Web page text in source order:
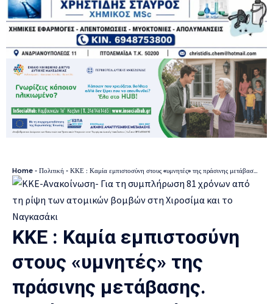
Home - Πολιτική - ΚΚΕ : Καμία εμπιστοσύνη στους «υμνητές» της πράσινης μετάβασης. Οργάνωση του αγώνα για ενέργεια κοινωνικό αγαθό!
ΚΚΕ : Καμία εμπιστοσύνη
στους «υμνητές» της
πράσινης μετάβασης.